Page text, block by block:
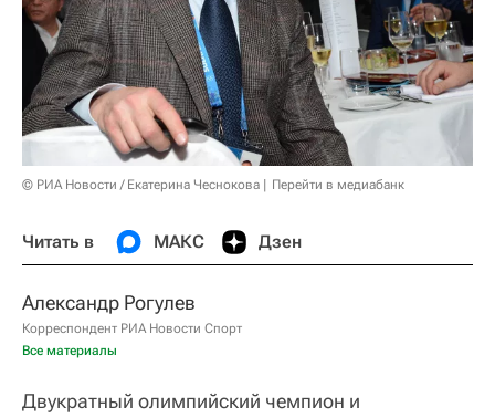
© РИА Новости / Екатерина Чеснокова Перейти в медиабанк
Читать в МАКС Дзен
Александр Рогулев
Корреспондент РИА Новости Спорт
Все материалы
Двукратный олимпийский чемпион и